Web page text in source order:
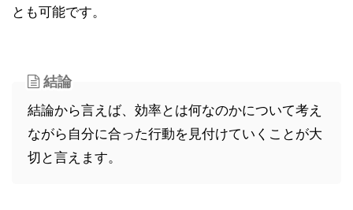
とも可能です。
結論
結論から言えば、効率とは何なのかについて考え
ながら自分に合った行動を見付けていくことが大
切と言えます。